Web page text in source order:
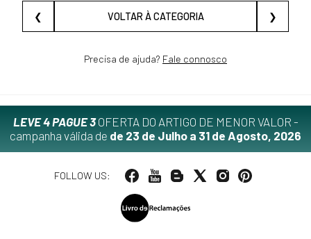
❮ VOLTAR À CATEGORIA ❯
Precisa de ajuda? Fale connosco
LEVE 4 PAGUE 3OFERTA DO ARTIGO DE MENOR VALOR -
campanha válida de de 23 de Julho a 31 de Agosto, 2026
FOLLOW US: